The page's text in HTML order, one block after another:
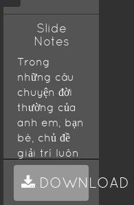
Slide
Notes
Trong
những câu
chuyện đời
thường của
anh em, bạn
bè, chủ đề
giải trí luôn
là thứ dễ
khơi gợi
nhiều cảm
DOWNLOAD